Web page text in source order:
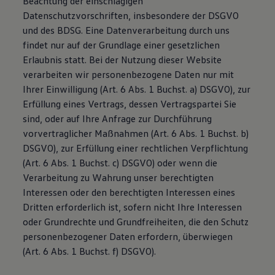
Magazin
Lifestyle
Transport
Familie
Elektromobilität
Volkswagen R
Pannen- und Unfallhilfe
Volkswagen Kundenbetreuung
Datenschutzvorschriften, insbesondere der DSGVO
und des BDSG. Eine Datenverarbeitung durch uns
findet nur auf der Grundlage einer gesetzlichen
Erlaubnis statt. Bei der Nutzung dieser Website
verarbeiten wir personenbezogene Daten nur mit
Ihrer Einwilligung (Art. 6 Abs. 1 Buchst. a) DSGVO), zur
Erfüllung eines Vertrags, dessen Vertragspartei Sie
sind, oder auf Ihre Anfrage zur Durchführung
vorvertraglicher Maßnahmen (Art. 6 Abs. 1 Buchst. b)
DSGVO), zur Erfüllung einer rechtlichen Verpflichtung
(Art. 6 Abs. 1 Buchst. c) DSGVO) oder wenn die
Verarbeitung zu Wahrung unser berechtigten
Interessen oder den berechtigten Interessen eines
Dritten erforderlich ist, sofern nicht Ihre Interessen
oder Grundrechte und Grundfreiheiten, die den Schutz
personenbezogener Daten erfordern, überwiegen
(Art. 6 Abs. 1 Buchst. f) DSGVO).